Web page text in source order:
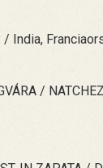
/ India,
/